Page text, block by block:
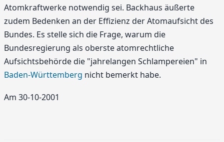
Atomkraftwerke notwendig sei. Backhaus äußerte
zudem Bedenken an der Effizienz der Atomaufsicht des
Bundes. Es stelle sich die Frage, warum die
Bundesregierung als oberste atomrechtliche
Aufsichtsbehörde die "jahrelangen Schlampereien" in
Baden-Württemberg nicht bemerkt habe.
Am 30-10-2001